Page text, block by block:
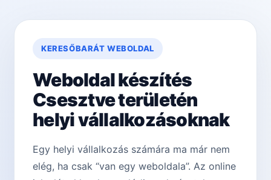
KERESŐBARÁT WEBOLDAL
Weboldal készítés
Csesztve területén
helyi vállalkozásoknak
Egy helyi vállalkozás számára ma már nem
elég, ha csak “van egy weboldala”. Az online